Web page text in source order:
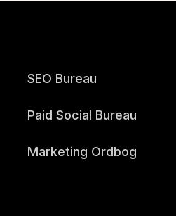
SEO Bureau
Paid Social Bureau
Marketing Ordbog